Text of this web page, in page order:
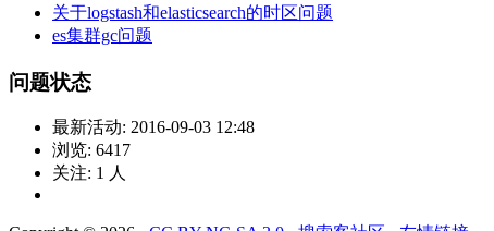
关于logstash和elasticsearch的时区问题
es集群gc问题
问题状态
最新活动: 2016-09-03 12:48
浏览: 6417
关注: 1 人